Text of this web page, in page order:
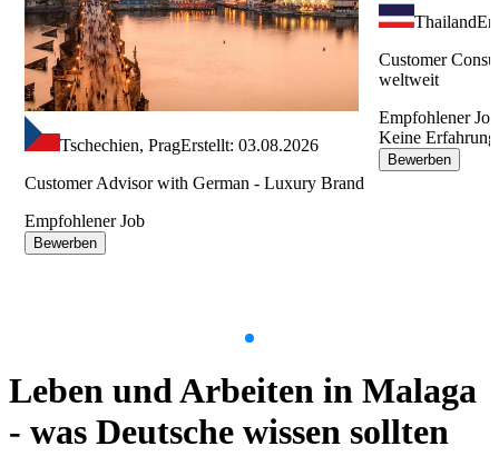
Tschechien, PragErstellt: 03.08.2026
Customer Advisor with German - Luxury Brand
Empfohlener Job
Bewerben
Thailand
Customer
weltweit
Empfohlener Job
Keine
Bewerben
1
Leben und Arbeiten in Malaga
- was Deutsche wissen sollten